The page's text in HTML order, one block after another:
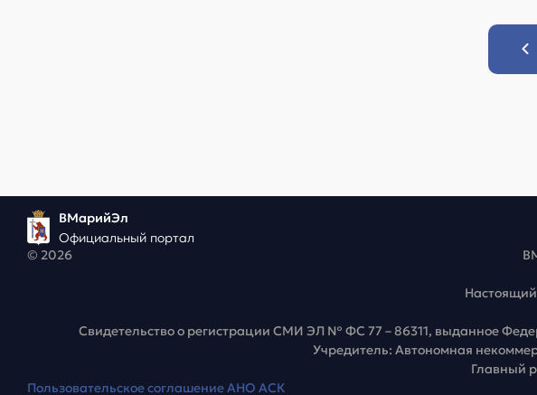
ВМарийЭл
Официальный портал
© 2026
Свидетельство о регистрации СМИ ЭЛ № ФС 77 – 86311, выданное
Учредитель: Автономная
Главный
Пользовательское соглашение АНО АСК